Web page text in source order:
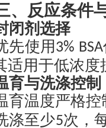
、反应条件
闭剂选择
先使用 3% BSA
适用于低浓度
育与洗涤控制
育温度严格控
涤至少5次‌，